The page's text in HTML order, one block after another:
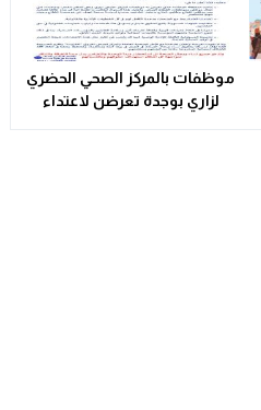
موظفات بالمركز الصحي الحضري
لزاري بوجدة تعرضن لاعتداء